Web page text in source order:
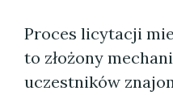
Proces licytacji
to złożony
uczestników